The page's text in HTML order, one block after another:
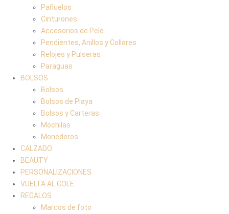
Pañuelos
Cinturones
Accesorios de Pelo
Pendientes, Anillos y Collares
Relojes y Pulseras
Paraguas
BOLSOS
Bolsos
Bolsos de Playa
Bolsos y Carteras
Mochilas
Monederos
CALZADO
BEAUTY
PERSONALIZACIONES
VUELTA AL COLE
REGALOS
Marcos de foto